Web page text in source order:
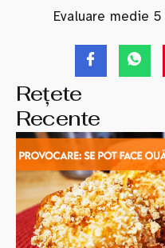
Evaluare medie 5
Rețete
Recente